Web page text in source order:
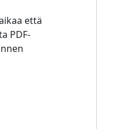
että
PDF-